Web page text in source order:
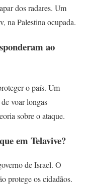
dos radares. Um
na Palestina ocupada.
ao
o país. Um
voar longas
sobre o ataque.
em Telavive?
de Israel. O
protege os cidadãos.